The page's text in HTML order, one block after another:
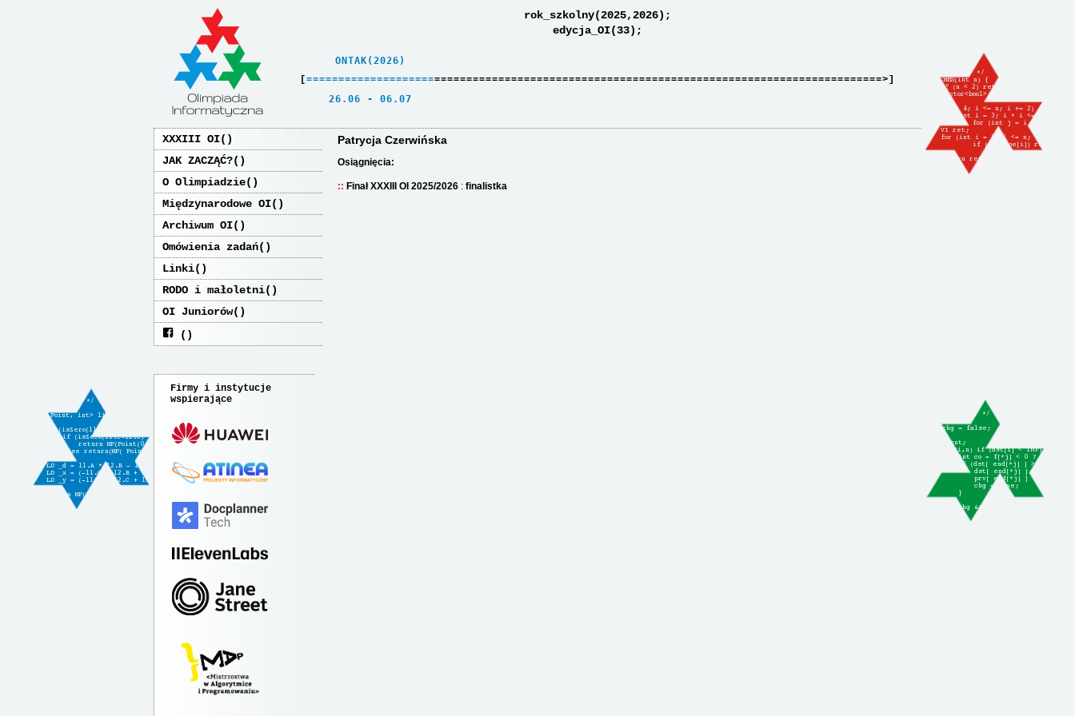
rok_szkolny(2025,2026);
edycja_OI(33);
    ONTAK(2026)
[ ==========================================================================================>]
   26.06 - 06.07
XXXIII OI
JAK ZACZĄĆ?
O Olimpiadzie
Międzynarodowe OI
Archiwum OI
Omówienia zadań
Linki
RODO i małoletni
OI Juniorów
Firmy i instytucje
wspierające
Patrycja Czerwińska
Osiągnięcia:
Finał XXXIII OI 2025/2026 : finalistka